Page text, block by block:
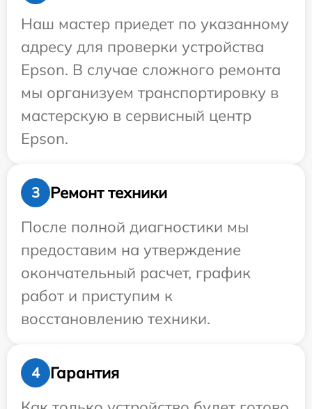
Наш мастер приедет по указанному
адресу для проверки устройства
Epson. В случае сложного ремонта
мы организуем транспортировку в
мастерскую в сервисный центр
Epson.
3
Ремонт техники
После полной диагностики мы
предоставим на утверждение
окончательный расчет, график
работ и приступим к
восстановлению техники.
4
Гарантия